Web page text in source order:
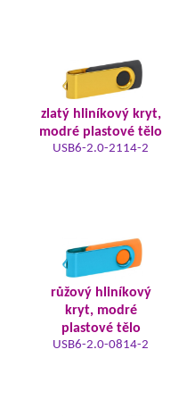
zlatý hliníkový kryt,
modré plastové tělo
USB6-2.0-2114-2
růžový hliníkový
kryt, modré
plastové tělo
USB6-2.0-0814-2